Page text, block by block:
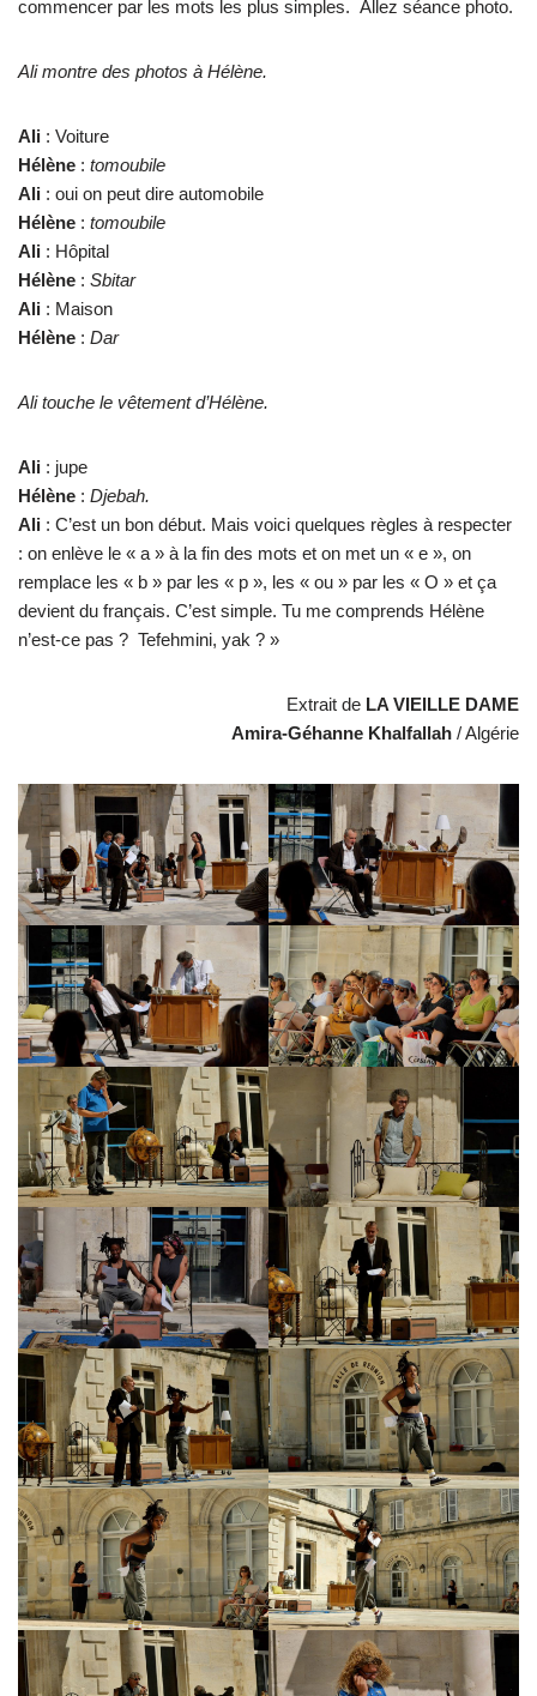
commencer par les mots les plus simples. Allez séance photo.
Ali montre des photos à Hélène.
Ali : Voiture
Hélène : tomoubile
Ali : oui on peut dire automobile
Hélène : tomoubile
Ali : Hôpital
Hélène : Sbitar
Ali : Maison
Hélène : Dar
Ali touche le vêtement d’Hélène.
Ali : jupe
Hélène : Djebah.
Ali : C’est un bon début. Mais voici quelques règles à respecter
: on enlève le « a » à la fin des mots et on met un « e », on
remplace les « b » par les « p », les « ou » par les « O » et ça
devient du français. C’est simple. Tu me comprends Hélène
n’est-ce pas ? Tefehmini, yak ? »
Extrait de LA VIEILLE DAME
Amira-Géhanne Khalfallah / Algérie